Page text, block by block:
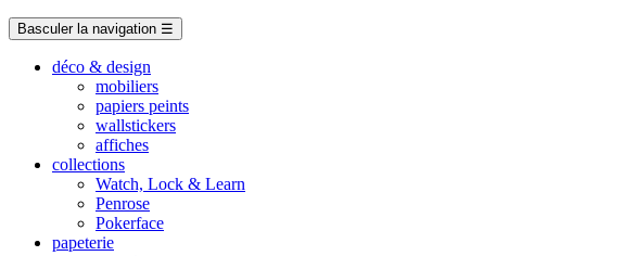
Basculer la navigation ☰
déco & design
mobiliers
papiers peints
wallstickers
affiches
collections
Watch, Lock & Learn
Penrose
Pokerface
papeterie